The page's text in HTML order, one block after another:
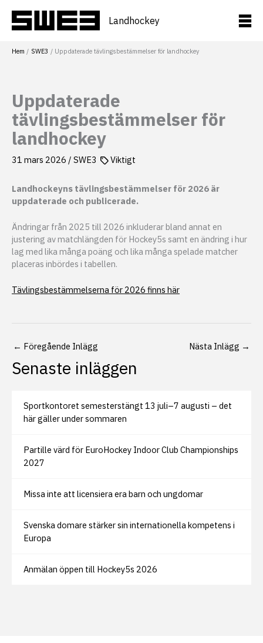
innehåll
Landhockey
Hem SWE3 Uppdaterade tävlingsbestämmelser för landhockey
Uppdaterade
tävlingsbestämmelser för
landhockey
31 mars 2026 / SWE3 Viktigt
Landhockeyns tävlingsbestämmelser för 2026 är
uppdaterade och publicerade.
Ändringar från 2025 till 2026 inkluderar bland annat en
justering av matchlängden för Hockey5s samt en ändring i hur
lag med lika många poäng och lika många spelade matcher
placeras inbördes i tabellen.
Tävlingsbestämmelserna för 2026 finns här
← Föregående Inlägg Nästa Inlägg →
Senaste inläggen
Sportkontoret semesterstängt 13 juli–7 augusti – det
här gäller under sommaren
Partille värd för EuroHockey Indoor Club Championships
2027
Missa inte att licensiera era barn och ungdomar
Svenska domare stärker sin internationella kompetens i
Europa
Anmälan öppen till Hockey5s 2026